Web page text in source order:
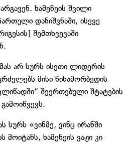
ხამენეის შვილი
დანიშვნაში, ისევე
შემთხვევაში
არ სურს ისეთი ლიდერის
მისი წინამორბედის
შეერთებული შტატების
სურს «ვინმე, ვინც ირანში
მოიტანს, ხამენეის ვაჟი კი